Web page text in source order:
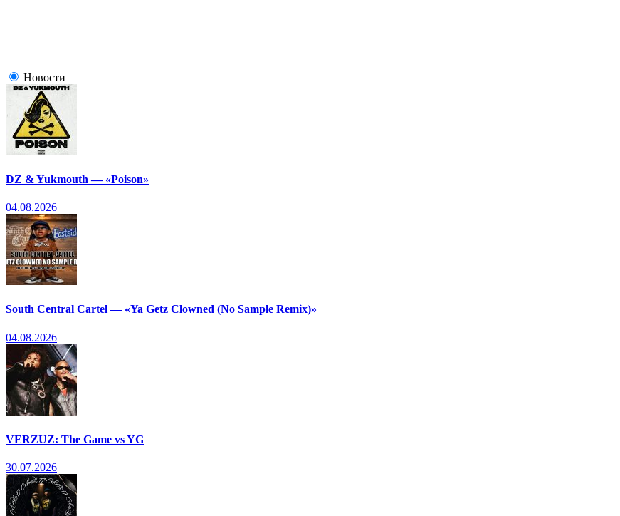
Новости
DZ & Yukmouth — «Poison»
04.08.2026
South Central Cartel — «Ya Getz Clowned (No Sample Remix)»
04.08.2026
VERZUZ: The Game vs YG
30.07.2026